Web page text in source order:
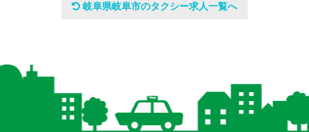
7億2905万円（グループ総資本金）
事業内容
一般乗用旅客運送事業、一般貸切旅客運送事業、一般乗合旅
岐阜県岐阜市のタクシー求人一覧へ